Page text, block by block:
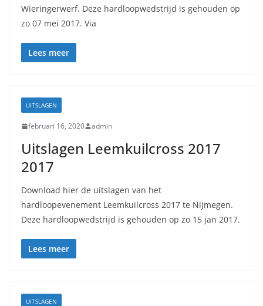
Wieringerwerf. Deze hardloopwedstrijd is gehouden op
zo 07 mei 2017. Via
Lees meer
UITSLAGEN
februari 16, 2020 admin
Uitslagen Leemkuilcross 2017
2017
Download hier de uitslagen van het
hardloopevenement Leemkuilcross 2017 te Nijmegen.
Deze hardloopwedstrijd is gehouden op zo 15 jan 2017.
Lees meer
UITSLAGEN